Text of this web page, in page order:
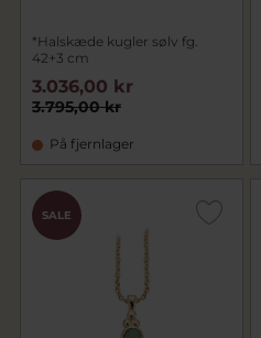
*Halskæde kugler sølv fg.
42+3 cm
3.795,00 kr
3.036,00 kr
På fjernlager
SALE